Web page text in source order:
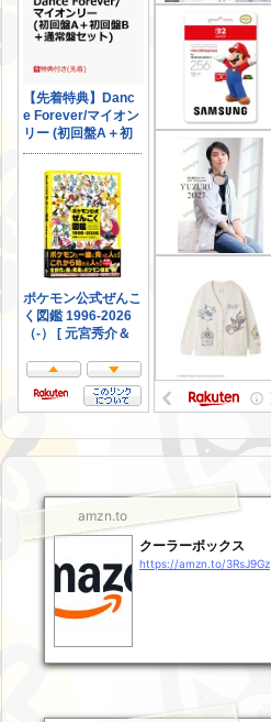
amzn.to
クーラーボックス
https://amzn.to/3RsJ9Gz